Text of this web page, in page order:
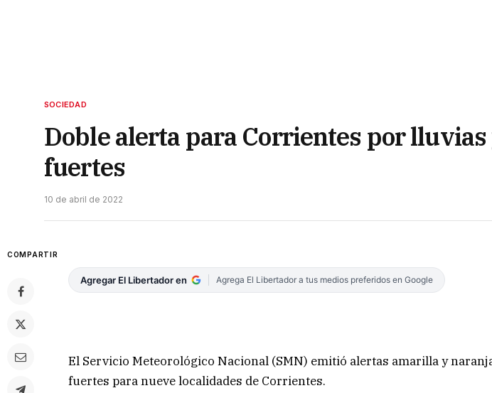
SOCIEDAD
Doble alerta para Corrientes por
fuertes
10 de abril de 2022
COMPARTIR
Agregar El Libertador en Agrega El Libertador a tus medios preferidos en Google
El Servicio Meteorológico Nacional (SMN) emitió alertas amarilla y
fuertes para nueve localidades de Corrientes.